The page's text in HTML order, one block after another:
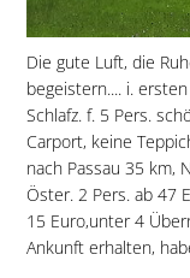
Die gute Luft, die
begeistern.... i.
Schlafz. f. 5 Pers.
Carport, keine
nach Passau 35 km,
Öster. 2 Pers. ab 47
15 Euro,unter 4
Ankunft erhalten,